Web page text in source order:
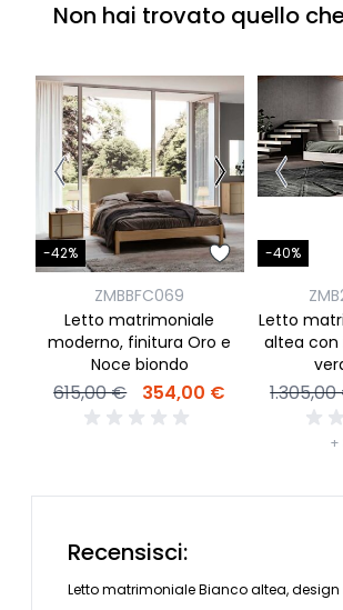
Non hai trovato quello
-42%
ZMBBFC069
Letto matrimoniale
moderno, finitura Oro e
Noce biondo
615,00 € 354,00 €
-40%
Letto
altea con
+
Recensisci:
Letto matrimoniale Bianco altea,